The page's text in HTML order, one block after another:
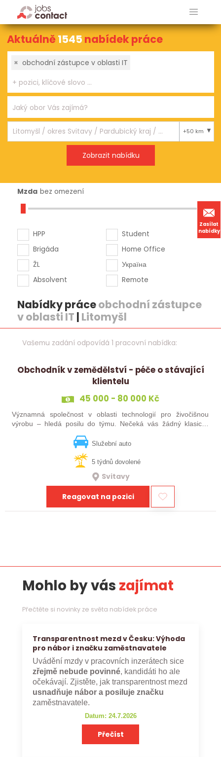
Zasílat
nabídky
Aktuálně1545 nabídek práce
× obchodní zástupce v oblasti IT
+50 km
Mzda bez omezení
HPP
Brigáda
ŽL
Absolvent
Student
Home Office
Україна
Remote
Nabídky práceobchodní zástupce
v oblasti IT | Litomyšl
Vašemu zadání odpovídá 1 pracovní nabídka:
Obchodník v zemědělství - péče o stávající
klientelu
45 000 - 80 000 Kč
Významná společnost v oblasti technologií pro živočišnou
výrobu – hledá posilu do týmu. Nečeká vás žádný klasický
Služební auto
5 týdnů dovolené
Svitavy
Reagovat na pozici
Mohlo by vás zajímat
Přečtěte si novinky ze světa nabídek práce
Transparentnost mezd v Česku: Výhoda
pro nábor i značku zaměstnavatele
Uvádění mzdy v pracovních inzerátech sice
zřejmě nebude povinné, kandidáti ho ale
očekávají. Zjistěte, jak transparentnost mezd
usnadňuje nábor a posiluje značku
zaměstnavatele.
Datum: 24.7.2026
Přečíst